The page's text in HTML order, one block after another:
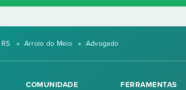
RS » Arroio do Meio » Advogado
COMUNIDADE
FERRAMENTAS